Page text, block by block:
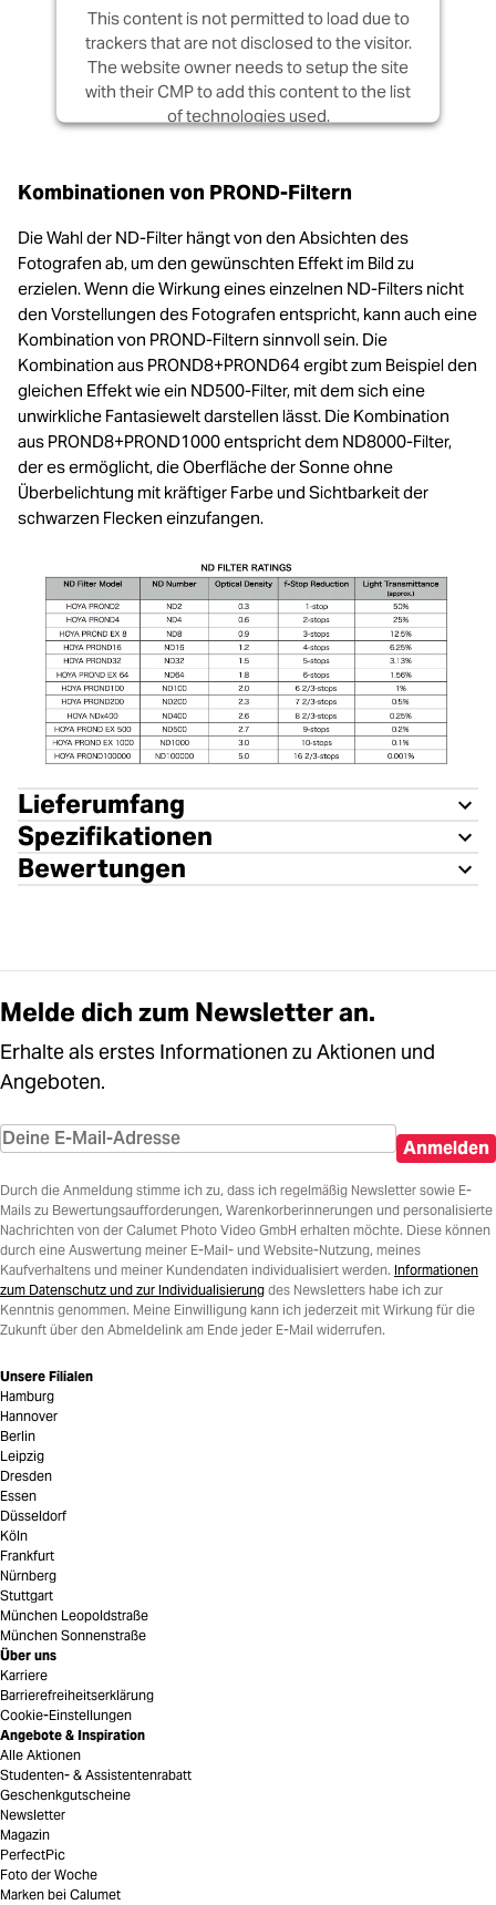
This content is not permitted to load due to
trackers that are not disclosed to the visitor.
The website owner needs to setup the site
with their CMP to add this content to the list
of technologies used.
Management Platform
Kombinationen von PROND-Filtern
Die Wahl der ND-Filter hängt von den Absichten des
Fotografen ab, um den gewünschten Effekt im Bild zu
erzielen. Wenn die Wirkung eines einzelnen ND-Filters nicht
den Vorstellungen des Fotografen entspricht, kann auch eine
Kombination von PROND-Filtern sinnvoll sein. Die
Kombination aus PROND8+PROND64 ergibt zum Beispiel den
gleichen Effekt wie ein ND500-Filter, mit dem sich eine
unwirkliche Fantasiewelt darstellen lässt. Die Kombination
aus PROND8+PROND1000 entspricht dem ND8000-Filter,
der es ermöglicht, die Oberfläche der Sonne ohne
Überbelichtung mit kräftiger Farbe und Sichtbarkeit der
schwarzen Flecken einzufangen.
Lieferumfang
Spezifikationen
Bewertungen
Melde dich zum Newsletter an.
Erhalte als erstes Informationen zu Aktionen und
Angeboten.
Anmelden
Durch die Anmeldung stimme ich zu, dass ich regelmäßig Newsletter sowie E-
Mails zu Bewertungsaufforderungen, Warenkorberinnerungen und personalisierte
Nachrichten von der Calumet Photo Video GmbH erhalten möchte. Diese können
durch eine Auswertung meiner E-Mail- und Website-Nutzung, meines
Kaufverhaltens und meiner Kundendaten individualisiert werden. Informationen
zum Datenschutz und zur Individualisierung des Newsletters habe ich zur
Kenntnis genommen. Meine Einwilligung kann ich jederzeit mit Wirkung für die
Zukunft über den Abmeldelink am Ende jeder E-Mail widerrufen.
Unsere Filialen
Hamburg
Hannover
Berlin
Leipzig
Dresden
Essen
Düsseldorf
Köln
Frankfurt
Nürnberg
Stuttgart
München Leopoldstraße
München Sonnenstraße
Über uns
Karriere
Barrierefreiheitserklärung
Cookie-Einstellungen
Angebote & Inspiration
Alle Aktionen
Studenten- & Assistentenrabatt
Geschenkgutscheine
Newsletter
Magazin
PerfectPic
Foto der Woche
Marken bei Calumet